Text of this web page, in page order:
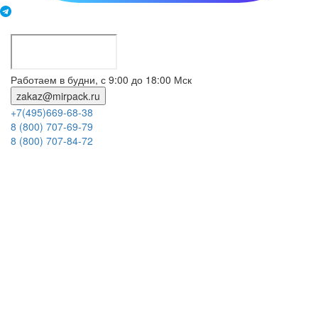
Работаем в будни, с 9:00 до 18:00 Мск
zakaz@mirpack.ru
+7(495)669-68-38
8 (800) 707-69-79
8 (800) 707-84-72